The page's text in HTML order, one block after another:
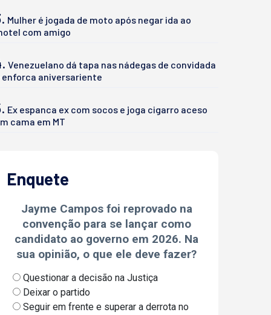
Mulher é jogada de moto após negar ida ao
com amigo
Venezuelano dá tapa nas nádegas de convidada
enforca aniversariente
Ex espanca ex com socos e joga cigarro aceso
cama em MT
Enquete
Jayme Campos foi reprovado na
convenção para se lançar como
candidato ao governo em 2026. Na
sua opinião, o que ele deve fazer?
Questionar a decisão na Justiça
Deixar o partido
Seguir em frente e superar a derrota no